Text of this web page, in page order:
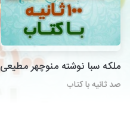
ملکه سبا نوشته منوچهر مطیعی
صد ثانیه با کتاب